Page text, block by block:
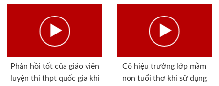
Phản hồi tốt của giáo viên
luyện thi thpt quốc gia khi
Cô hiệu trưởng lớp mầm
non tuổi thơ khi sử dụng